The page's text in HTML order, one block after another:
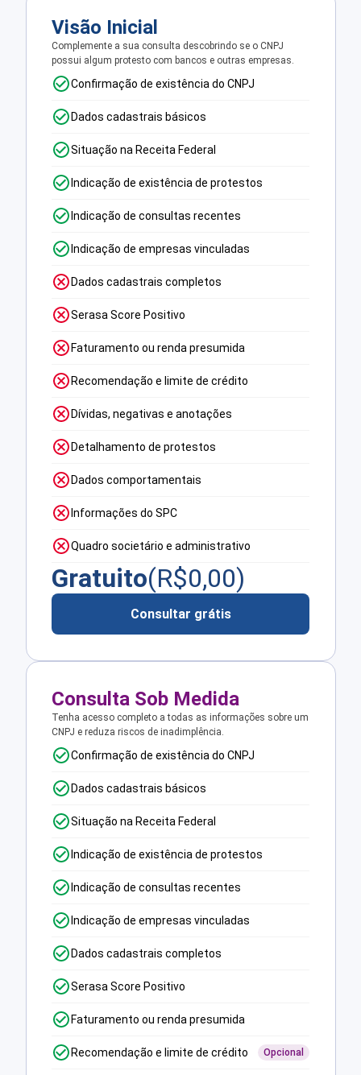
Visão Inicial
Complemente a sua consulta descobrindo se o CNPJ
possui algum protesto com bancos e outras empresas.
Confirmação de existência do CNPJ
Dados cadastrais básicos
Situação na Receita Federal
Indicação de existência de protestos
Indicação de consultas recentes
Indicação de empresas vinculadas
Dados cadastrais completos
Serasa Score Positivo
Faturamento ou renda presumida
Recomendação e limite de crédito
Dívidas, negativas e anotações
Detalhamento de protestos
Dados comportamentais
Informações do SPC
Quadro societário e administrativo
Gratuito(R$0,00)
Consultar grátis
Consulta Sob Medida
Tenha acesso completo a todas as informações sobre um
CNPJ e reduza riscos de inadimplência.
Confirmação de existência do CNPJ
Dados cadastrais básicos
Situação na Receita Federal
Indicação de existência de protestos
Indicação de consultas recentes
Indicação de empresas vinculadas
Dados cadastrais completos
Serasa Score Positivo
Faturamento ou renda presumida
Recomendação e limite de crédito Opcional